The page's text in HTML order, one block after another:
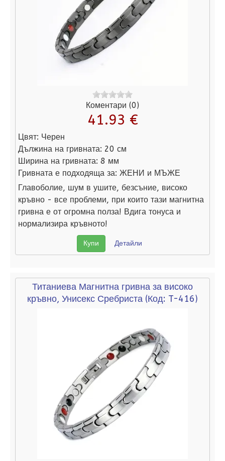
Коментари (0)
41.93 €
Цвят: Черен
Дължина на гривната: 20 см
Ширина на гривната: 8 мм
Гривната е подходяща за: ЖЕНИ и МЪЖЕ
Главоболие, шум в ушите, безсъние, високо
кръвно - все проблеми, при които тази магнитна
гривна е от огромна полза! Вдига тонуса и
нормализира кръвното!
Купи Детайли
Титаниева Магнитна гривна за високо
кръвно, Унисекс Сребриста (Код: T-416)